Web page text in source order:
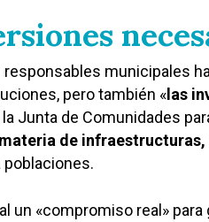
responsables municipales
pero también «las
Junta de Comunidades
materia de infraestructuras,
un «compromiso real» para